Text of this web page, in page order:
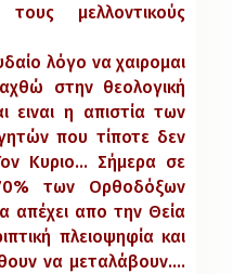
μελλοντικούς
λόγο να χαιρομαι
στην θεολογική
ειναι η απιστία των
που τίποτε δεν
Κυριο… Σήμερα σε
των Ορθοδόξων
απέχει απο την Θεία
πλειοψηφία και
να μεταλάβουν….